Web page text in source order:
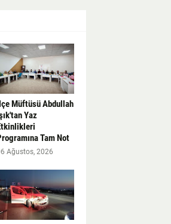
Müftüsü Abdullah
Yaz
Tam Not
Ağustos, 2026